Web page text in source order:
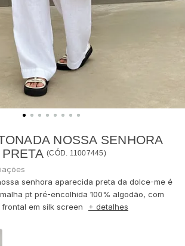
NOSSA SENHORA
(CÓD. 11007445)
senhora aparecida preta da dolce-me é
pt pré-encolhida 100% algodão, com
em silk screen
+ detalhes